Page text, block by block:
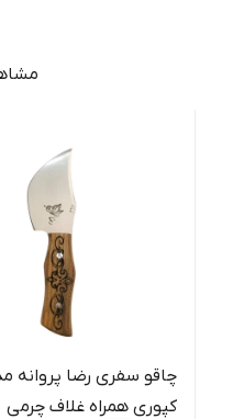
چاقو سفری رضا پروانه
کپوری همراه غلاف چرمی